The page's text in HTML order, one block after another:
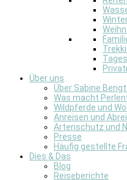
Über uns
Über Sabine
Was macht
Wildpferde und
Anreisen und
Artenschutz und
Presse
Häufig gestellte
Dies & Das
Blog
Reiseberichte